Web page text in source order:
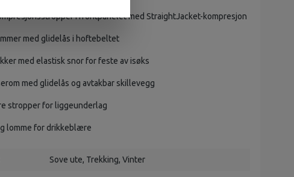
i frontpanelet med StraightJacket-kompresjon
med glidelås i hoftebeltet
med elastisk snor for feste av isøks
med glidelås og avtakbar skillevegg
stropper for liggeunderlag
lomme for drikkeblære
Sove ute, Trekking, Vinter